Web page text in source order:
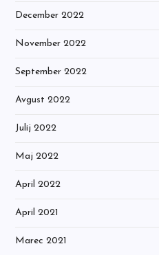
December 2022
November 2022
September 2022
Avgust 2022
Julij 2022
Maj 2022
April 2022
April 2021
Marec 2021